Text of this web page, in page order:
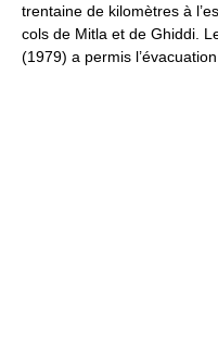
trentaine de kilomètres à
cols de Mitla et de Ghiddi.
(1979) a permis